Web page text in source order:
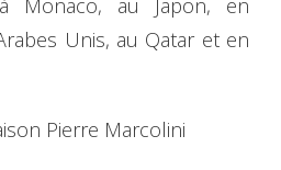
Unis, au Qatar et en
Pierre Marcolini